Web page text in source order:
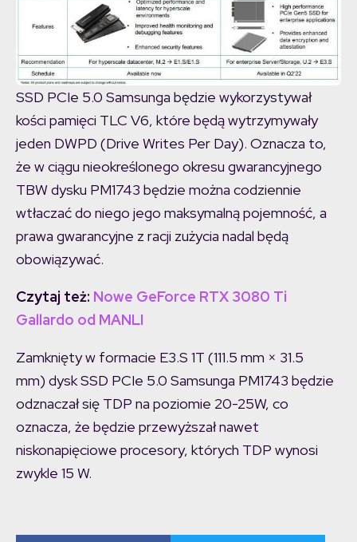
SSD PCIe 5.0 Samsunga będzie wykorzystywał
kości pamięci TLC V6, które będą wytrzymywały
jeden DWPD (Drive Writes Per Day). Oznacza to,
że w ciągu nieokreślonego okresu gwarancyjnego
TBW dysku PM1743 będzie można codziennie
wtłaczać do niego jego maksymalną pojemność, a
prawa gwarancyjne z racji zużycia nadal będą
obowiązywać.
Czytaj też: Nowe GeForce RTX 3080 Ti
Gallardo od MANLI
Zamknięty w formacie E3.S 1T (111.5 mm × 31.5
mm) dysk SSD PCIe 5.0 Samsunga PM1743 będzie
odznaczał się TDP na poziomie 20-25W, co
oznacza, że będzie przewyższał nawet
niskonapięciowe procesory, których TDP wynosi
zwykle 15 W.